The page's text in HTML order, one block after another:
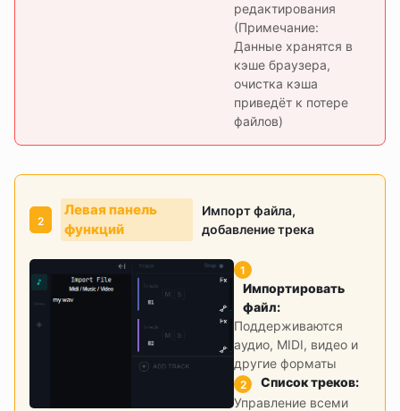
редактирования
(Примечание:
Данные хранятся в
кэше браузера,
очистка кэша
приведёт к потере
файлов)
2
Левая панель
функций
Импорт файла,
добавление трека
1
Импортировать
файл:
Поддерживаются
аудио, MIDI, видео и
другие форматы
2 Список треков:
Управление всеми